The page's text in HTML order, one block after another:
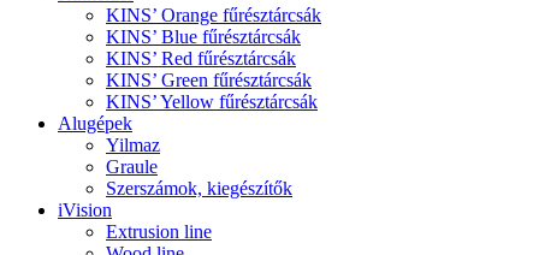
KINS’ Orange fűrésztárcsák
KINS’ Blue fűrésztárcsák
KINS’ Red fűrésztárcsák
KINS’ Green fűrésztárcsák
KINS’ Yellow fűrésztárcsák
Alugépek
Yilmaz
Graule
Szerszámok, kiegészítők
iVision
Extrusion line